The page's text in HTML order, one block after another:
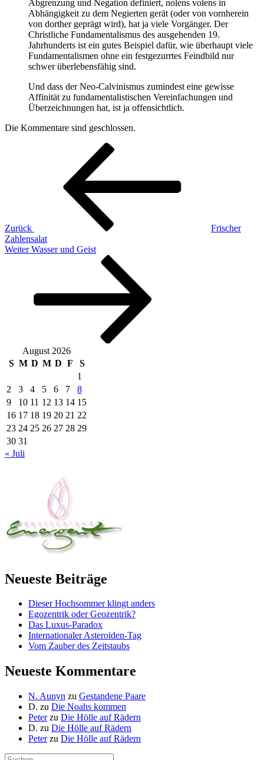
Abgrenzung und Negation definiert, nolens volens in
Abhängigkeit zu dem Negierten gerät (oder von vornherein
von dorther geprägt wird), hat ja viele Vorgänger. Der
Christliche Fundamentalismus des ausgehenden 19.
Jahrhunderts ist ein gutes Beispiel dafür, wie überhaupt viele
Fundamentalismen ohne ein festgezurrtes Feindbild nur
schwer überlebensfähig sind.
Und dass der Neo-Calvinismus zumindest eine gewisse
Affinität zu fundamentalistischen Vereinfachungen und
Überzeichnungen hat, ist ja offensichtlich.
Die Kommentare sind geschlossen.
Beitragsnavigation
Zurück
Frischer
Zahlensalat
Nächster
Weiter Wasser und Geist
August 2026
S M D M D F
S
1
2
3 4 5 6 7
8
9
10 11 12 13 14 15
16 17 18 19 20 21 22
23 24 25 26 27 28 29
30 31
« Juli
Neueste Beiträge
Dieser Hochsommer klingt anders
Egozentrik oder Geozentrik?
Das Luxus-Paradox
Internationaler Asteroiden-Tag
Vom Zauber des Zeitstaubs
Neueste Kommentare
N. Aunyn zu Gestandene Paare
D. zu Die Noahs kommen
Peterzu Die Hölle auf Rädern
D. zu Die Hölle auf Rädern
Peterzu Die Hölle auf Rädern